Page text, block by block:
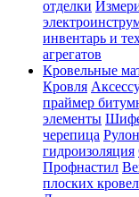
отделки
инвентарь и
агрегатов
Кровельные
Кровля
праймер
элементы
черепица
гидроизоляция
Профнастил
плоских